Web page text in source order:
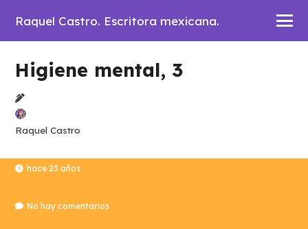
Raquel Castro. Escritora mexicana.
Higiene mental, 3
Raquel Castro
hace 23 años
No hay comentarios